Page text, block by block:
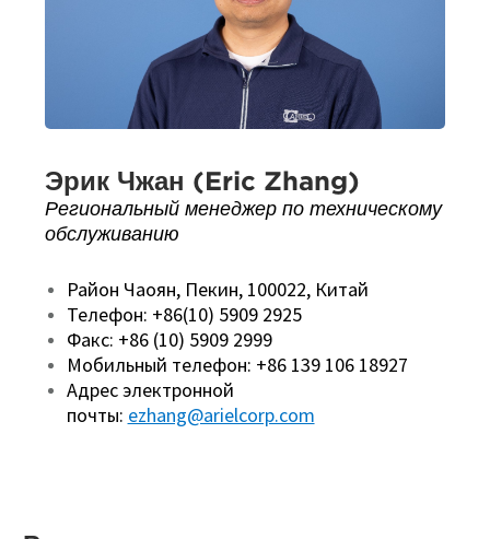
Эрик Чжан (Eric Zhang)
Региональный менеджер по техническому
обслуживанию
Район Чаоян, Пекин, 100022, Китай
Телефон: +86(10) 5909 2925
Факс: +86 (10) 5909 2999
Мобильный телефон: +86 139 106 18927
Адрес электронной
почты: ezhang@arielcorp.com